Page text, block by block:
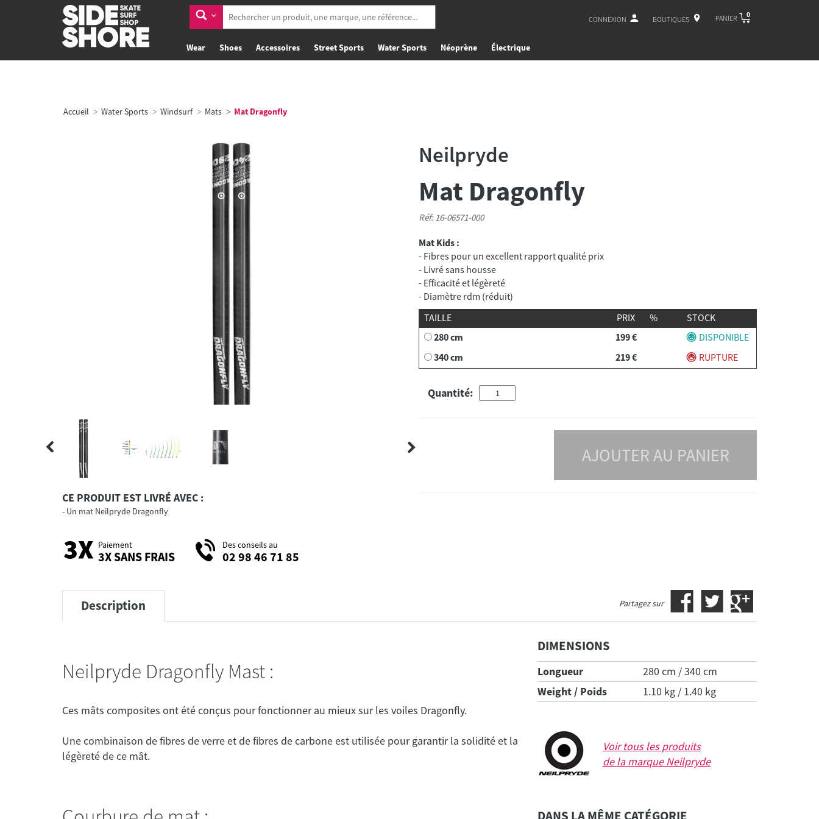
CONNEXION BOUTIQUES PANIER 0
Wear Shoes Accessoires Street Sports Water Sports Néoprène Électrique
Accueil Water Sports Windsurf Mats Mat Dragonfly
CE PRODUIT EST LIVRÉ AVEC :
Un mat Neilpryde Dragonfly
Paiement
3X SANS FRAIS
Des conseils au
02 98 46 71 85
Neilpryde
Mat Dragonfly
Réf: 16-06571-000
Mat Kids :
- Fibres pour un excellent rapport qualité prix
- Livré sans housse
- Efficacité et légèreté
- Diamètre rdm (réduit)
TAILLE
PRIX %
STOCK
280 cm
199 €
DISPONIBLE
340 cm
219 € RUPTURE
Quantité:
AJOUTER AU PANIER
Partagez sur
Description
Neilpryde Dragonfly Mast :
Une combinaison de fibres de verre et de fibres de carbone est utilisée pour garantir la solidité et la
DIMENSIONS
Longueur
280 cm / 340 cm
Weight / Poids
1.10 kg / 1.40 kg
Voir tous les produits
de la marqueNeilpryde